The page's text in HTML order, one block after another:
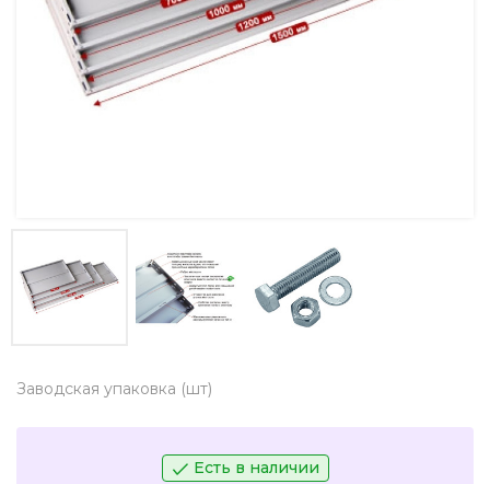
Заводская упаковка (шт)
Есть в наличии